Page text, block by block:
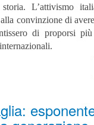
L’attivismo
convinzione di
di proporsi